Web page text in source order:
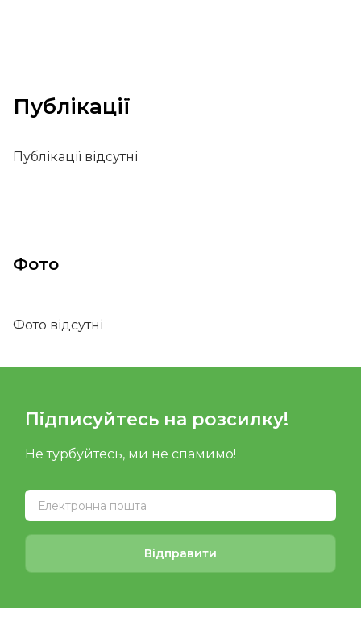
Публікації
Публікації відсутні
Фото
Фото відсутні
Підписуйтесь на розсилку!
Не турбуйтесь, ми не спамимо!
Відправити